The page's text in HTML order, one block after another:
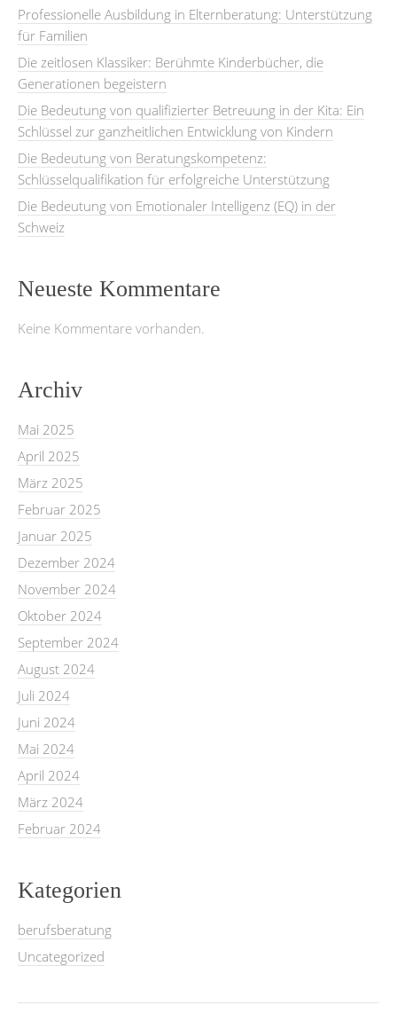
Professionelle Ausbildung in Elternberatung: Unterstützung
für Familien
Die zeitlosen Klassiker: Berühmte Kinderbücher, die
Generationen begeistern
Die Bedeutung von qualifizierter Betreuung in der Kita: Ein
Schlüssel zur ganzheitlichen Entwicklung von Kindern
Die Bedeutung von Beratungskompetenz:
Schlüsselqualifikation für erfolgreiche Unterstützung
Die Bedeutung von Emotionaler Intelligenz (EQ) in der
Schweiz
Neueste Kommentare
Keine Kommentare vorhanden.
Archiv
Mai 2025
April 2025
März 2025
Februar 2025
Januar 2025
Dezember 2024
November 2024
Oktober 2024
September 2024
August 2024
Juli 2024
Juni 2024
Mai 2024
April 2024
März 2024
Februar 2024
Kategorien
berufsberatung
Uncategorized